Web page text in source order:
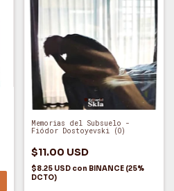
Memorias del Subsuelo -
Fiódor Dostoyevski (O)
$11.00 USD
$8.25 USD con BINANCE (25%
DCTO)